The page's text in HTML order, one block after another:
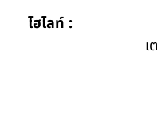
ไฮไลท์ :
เ